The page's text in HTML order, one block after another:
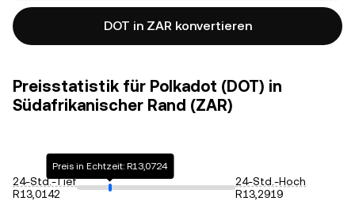
DOT in ZAR konvertieren
Preisstatistik für Polkadot (DOT) in
Südafrikanischer Rand (ZAR)
24-Std.-Tief
R13,0142
Preis in Echtzeit: R13,0724
24-Std.-Hoch
R13,2919